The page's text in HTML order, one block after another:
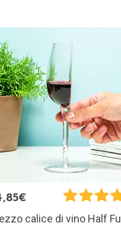
calice di vino Half Full